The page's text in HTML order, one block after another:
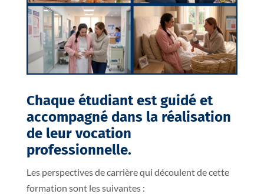
Chaque étudiant est guidé et
accompagné dans la réalisation
de leur vocation
professionnelle.
Les perspectives de carrière qui découlent de cette
formation sont les suivantes :